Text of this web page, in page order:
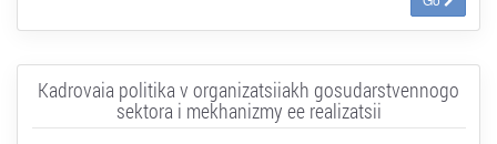
Kadrovaia politika v organizatsiiakh gosudarstvennogo
sektora i mekhanizmy ee realizatsii